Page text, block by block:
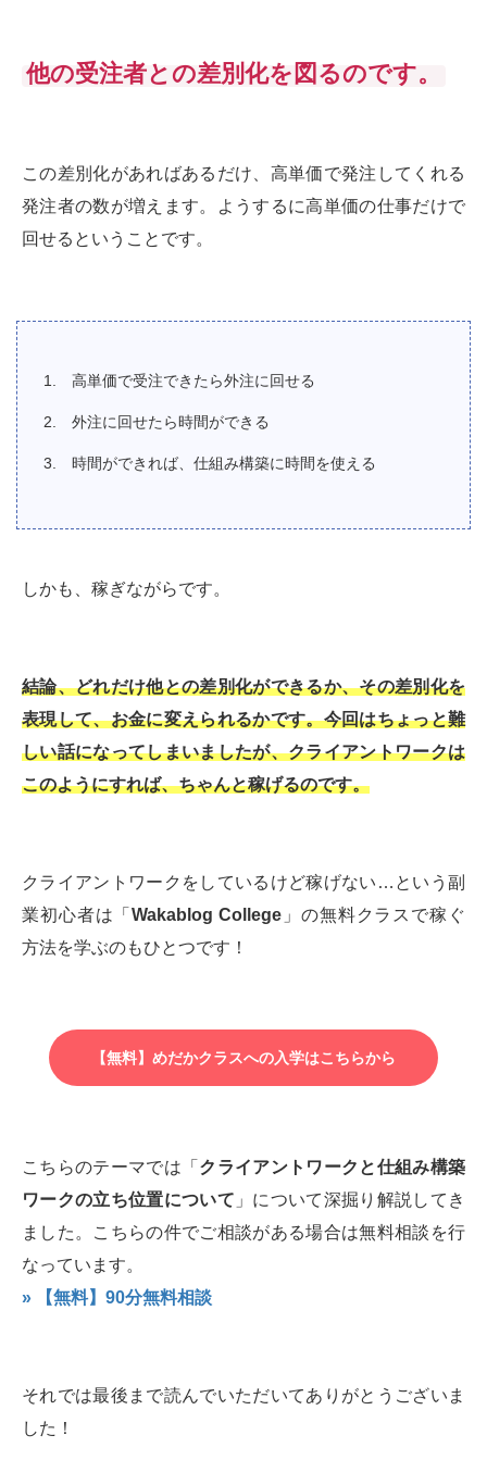
他の受注者との差別化を図るのです。
この差別化があればあるだけ、高単価で発注してくれる
発注者の数が増えます。ようするに高単価の仕事だけで
回せるということです。
高単価で受注できたら外注に回せる
外注に回せたら時間ができる
時間ができれば、仕組み構築に時間を使える
しかも、稼ぎながらです。
結論、どれだけ他との差別化ができるか、その差別化を
表現して、お金に変えられるかです。今回はちょっと難
しい話になってしまいましたが、クライアントワークは
このようにすれば、ちゃんと稼げるのです。
クライアントワークをしているけど稼げない…という副
業初心者は「Wakablog College 」の無料クラスで稼ぐ
方法を学ぶのもひとつです！
【無料】めだかクラスへの入学はこちらから
こちらのテーマでは「 クライアントワークと仕組み構築
ワークの立ち位置について 」について深掘り解説してき
ました。こちらの件でご相談がある場合は無料相談を行
なっています。
» 【無料】90分無料相談
それでは最後まで読んでいただいてありがとうございま
した！